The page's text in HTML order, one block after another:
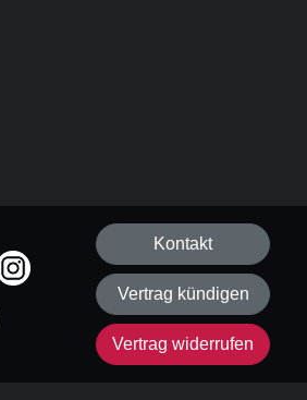
Kontakt
Vertrag kündigen
Vertrag widerrufen